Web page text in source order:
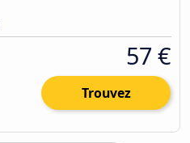
57 €
Trouvez